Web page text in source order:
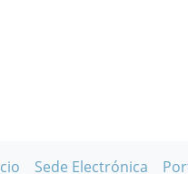
Sede Electrónica